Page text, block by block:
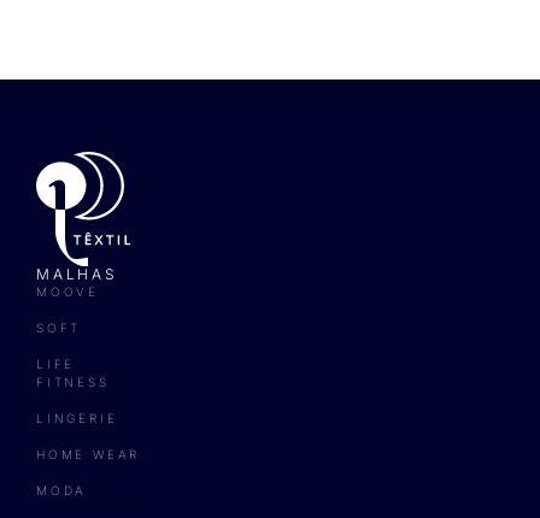
MALHAS
MOOVE
SOFT
LIFE
FITNESS
LINGERIE
HOME WEAR
MODA